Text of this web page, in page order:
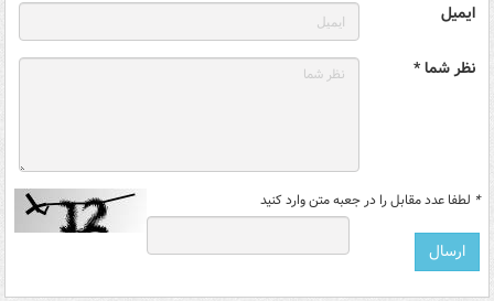
ایمیل
نظر شما *
* لطفا عدد مقابل را در جعبه متن وارد کنید